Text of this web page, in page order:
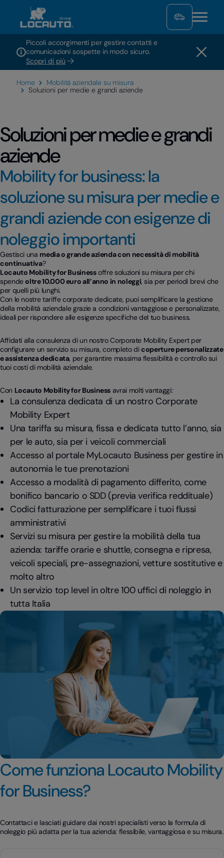
Piccoli accorgimenti per gestire contatti e
comunicazioni sospette in modo sicuro.
Scopri di più
Home
Mobilità aziendale su misura
Soluzioni per medie e grandi aziende
Soluzioni per medie e grandi
aziende
Mobility for business: la
soluzione su misura per medie e
grandi aziende con esigenze di
noleggio importanti
Gestisci una media o grande azienda con necessità di mobilità
continuativa?
Locauto Mobility for Businessoffre soluzioni su misura per chi
spendeoltre 10.000 euro all’anno in noleggi, sia per periodi brevi che
per quelli più lunghi.
Con le nostre tariffe corporate dedicate, puoi semplificare la gestione
della mobilità aziendale grazie a condizioni vantaggiose e personalizzate,
ideali per rispondere alle esigenze specifiche del tuo business.
Affidati alla consulenza di un nostro Corporate Mobility Expert per
configurare un servizio su misura, completo dicoperture personalizzate
e assistenza dedicata, per garantire massima flessibilità e controllo sui
tuoi costi di mobilità aziendale.
Con Locauto Mobility for Business avrai molti vantaggi:
La consulenza dedicata di un nostro Corporate
Mobility Expert
Una tariffa su misura, fissa e dedicata tutto l’anno, sia
per le auto, sia per i veicoli commerciali
Accesso al portale MyLocauto Business per gestire in
autonomia le tue prenotazioni
Accesso a modalità di pagamento differito, come
bonifico bancario o SDD (previa verifica reddituale)
Codici fatturazione per semplificare i tuoi flussi
amministrativi
Servizi su misura per gestire la mobilità della tua
azienda: tariffe orarie e shuttle, consegna e ripresa,
veicoli speciali, pre-assegnazioni, vetture sostitutive e
molto altro
Un servizio top level in oltre 100 uffici di noleggio in
tutta Italia
Come funziona Locauto Mobility
for Business?
Contattaci e lasciati guidare dai nostri specialisti verso la formula di
noleggio più adatta per la tua azienda: flessibile, vantaggiosa e su misura.